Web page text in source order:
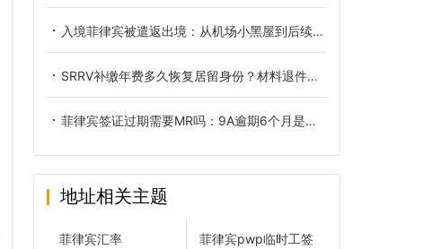
入境菲律宾被遣返出境：从机场小黑屋到后续洗黑的全链路复盘
SRRV补缴年费多久恢复居留身份？材料退件后正确重新递交方式
菲律宾签证过期需要MR吗：9A逾期6个月是分水岭
地址相关主题
菲律宾汇率 菲律宾pwp临时工签